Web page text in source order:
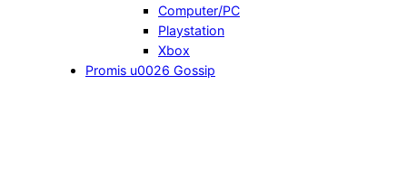
Computer/PC
Playstation
Xbox
Promis u0026 Gossip